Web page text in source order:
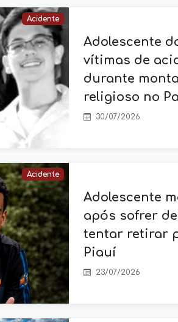
Acidente
Adolescente
vítimas de
durante
religioso no
30/07/2026
Acidente
Adolescente
após sofrer
tentar retirar
Piauí
23/07/2026